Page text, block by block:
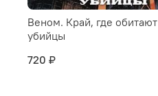
Веном. Край, где обитают
убийцы
720 ₽